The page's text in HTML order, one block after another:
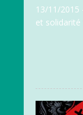
13/11/2015
et solidarité